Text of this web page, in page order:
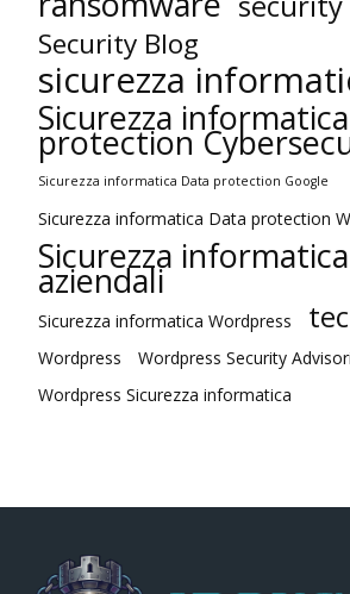
Security Blog
sicurezza
Sicurezza
protection
Sicurezza informatica Data protection Google
Sicurezza informatica Data protection
Sicurezza
aziendali
Sicurezza informatica Wordpress
Wordpress
Wordpress Security
Wordpress Sicurezza informatica